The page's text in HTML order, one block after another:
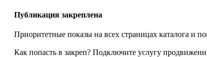
Публикация закреплена
Приоритетные показы на всех страницах каталога и
Как попасть в закреп? Подключите услугу